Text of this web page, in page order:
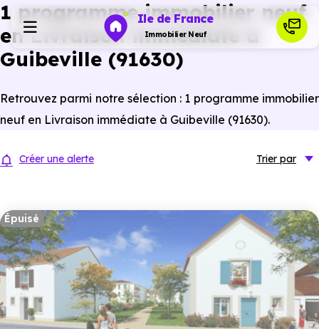
Ile de France
Immobilier Neuf
Actualités
Ressources
Financer
1 programme immobilier neuf
en Livraison immédiate à
Guibeville (91630)
Retrouvez parmi notre sélection : 1 programme immobilier
neuf en Livraison immédiate à Guibeville (91630).
Créer une alerte Trier par
Épuisé